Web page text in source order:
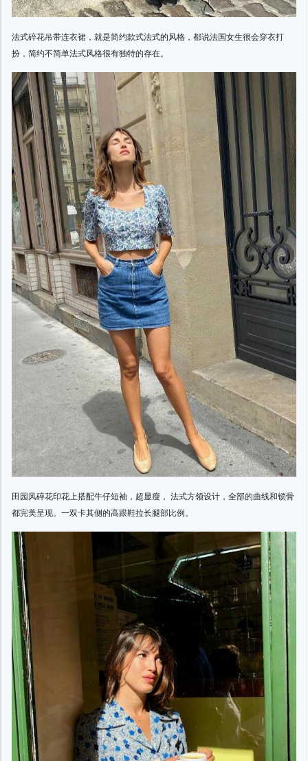
法式碎花吊带连衣裙，就是简约款式法式的风格，都说法国女生很会穿衣打
扮，简约不简单法式风格很有独特的存在。
田园风碎花印花上搭配牛仔短袖，超显瘦， 法式方领设计，全部的曲线和锁骨
都完美呈现。一双卡其侧的高跟鞋拉长腿部比例。